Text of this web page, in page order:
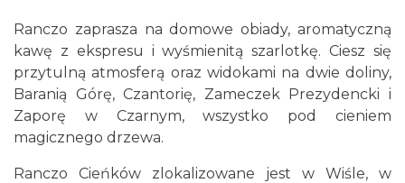
Ranczo zaprasza na domowe obiady, aromatyczną
kawę z ekspresu i wyśmienitą szarlotkę. Ciesz się
przytulną atmosferą oraz widokami na dwie doliny,
Baranią Górę, Czantorię, Zameczek Prezydencki i
Zaporę w Czarnym, wszystko pod cieniem
magicznego drzewa.
Ranczo Cieńków zlokalizowane jest w Wiśle, w